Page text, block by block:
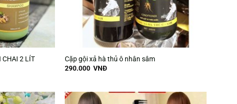
CHAI 2 LÍT
Cặp gội xả hà thủ ô nhân sâm
290.000 VNĐ